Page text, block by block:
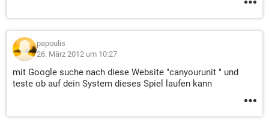
papoulis
26. März 2012 um 10:27
mit Google suche nach diese Website "canyourunit " und
teste ob auf dein System dieses Spiel laufen kann